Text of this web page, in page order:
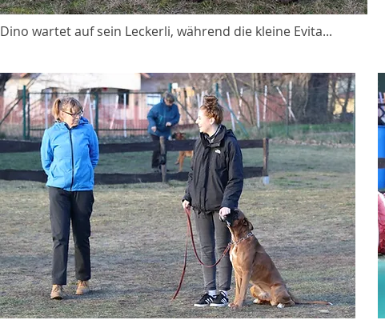
Dino wartet auf sein Leckerli, während die kleine Evita...